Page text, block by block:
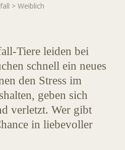
> Weiblich
Tiere leiden bei
schnell ein neues
den Stress im
geben sich
verletzt. Wer gibt
in liebevoller